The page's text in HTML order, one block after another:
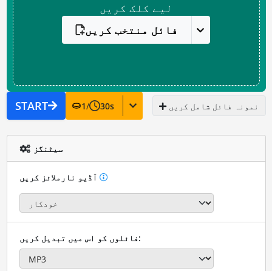
لیے کلک کریں
فائل منتخب کریں
START 1/ 30s نمونہ فائل شامل کریں
سیٹنگز
فائلوں کو اس میں تبدیل کریں: